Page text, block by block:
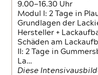
9.00—16.30 Uhr
Modul I: 2 Tage in
Grundlagen der
Hersteller +
Schäden am
II: 2 Tage in
La…
Diese